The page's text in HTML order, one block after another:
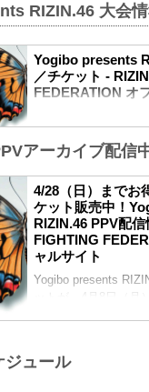
RIZIN.46 大会
Yogibo presents
／チケット -
FEDERATION オ
youtu.be
【3/16更新】大会名
大会名が以下に変更
変更前：RIZIN.47
変更後：Yogibo
【1/18更新】開催日
RIZIN.47の開催日が
した。
変更後：4月29日（
RYOKKE DRA...
アーカイブ配信
4/28（日）までお
ケット販売中！
RIZIN.46 PPV配信
FIGHTING
ャルサイト
Yogibo presents
ットが、4月8日（月
CLUB、RIZIN LIVE
スで、Yogibo
ジュール